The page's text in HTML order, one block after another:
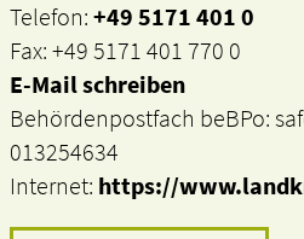
Telefon:+49 5171 401 0
Fax: +49 5171 401 770 0
E-Mail schreiben
Behördenpostfach beBPo:
013254634
Internet: https://